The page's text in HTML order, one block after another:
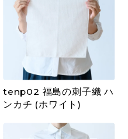
tenp02 福島の刺子織 ハ
ンカチ (ホワイト)